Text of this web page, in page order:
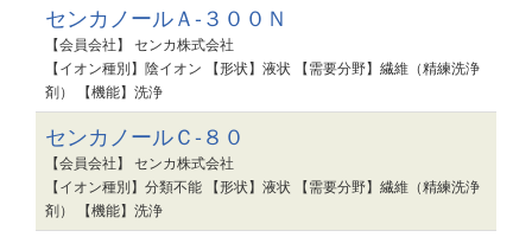
センカノールＡ-３００Ｎ
【会員会社】 センカ株式会社
【イオン種別】陰イオン 【形状】液状 【需要分野】繊維（精練洗浄
剤） 【機能】洗浄
センカノールＣ-８０
【会員会社】 センカ株式会社
【イオン種別】分類不能 【形状】液状 【需要分野】繊維（精練洗浄
剤） 【機能】洗浄